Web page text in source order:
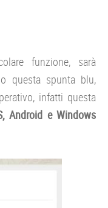
funzione, sarà
questa spunta blu,
infatti questa
Android e Windows